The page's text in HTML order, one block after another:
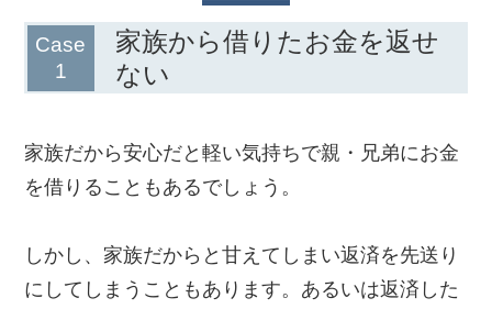
家族から借りたお金を返せ
ない
家族だから安心だと軽い気持ちで親・兄弟にお金
を借りることもあるでしょう。
しかし、家族だからと甘えてしまい返済を先送り
にしてしまうこともあります。あるいは返済した